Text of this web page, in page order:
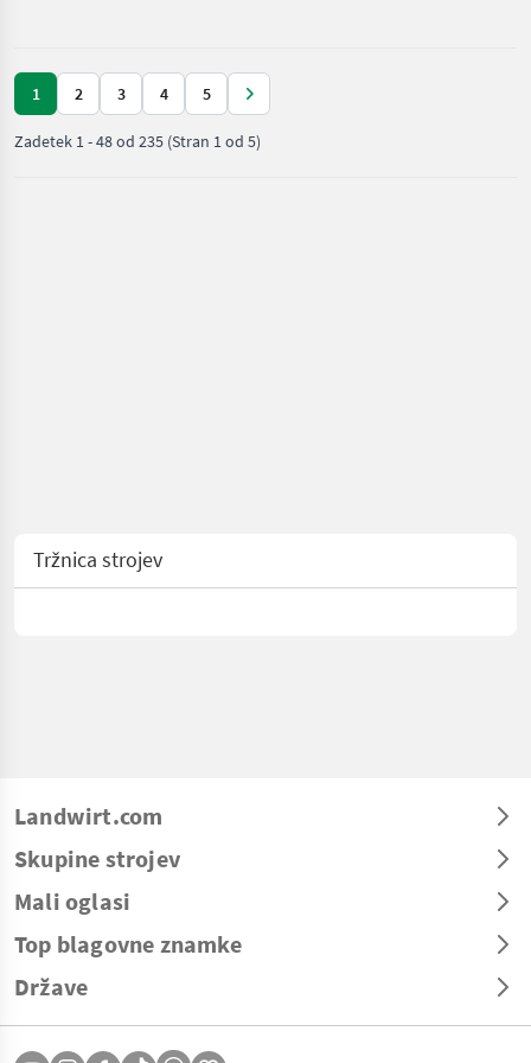
in
/ Posch
1 2 3 4 5
Zadetek 1-48od 235 (Stran 1 od 5)
Tržnica strojev
Landwirt.com
Skupine strojev
Mali oglasi
Top blagovne znamke
Države